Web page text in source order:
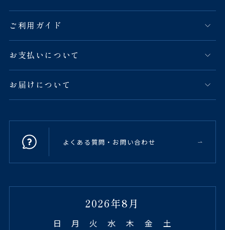
ご利用ガイド
お支払いについて
お届けについて
よくある質問・お問い合わせ
2026年8月
日 月 火 水 木 金 土